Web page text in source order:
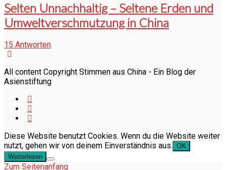
Selten Unnachhaltig – Seltene Erden und
Umweltverschmutzung in China
15 Antworten
All content Copyright Stimmen aus China - Ein Blog der
Asienstiftung
Diese Website benutzt Cookies. Wenn du die Website weiter
nutzt, gehen wir von deinem Einverständnis aus. OK
Weiterlesen
Zum Seitenanfang